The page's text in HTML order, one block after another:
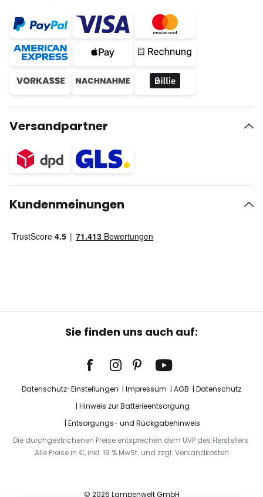
Versandpartner
Kundenmeinungen
Sie finden uns auch auf:
Datenschutz-Einstellungen Impressum AGB
Datenschutz
Hinweis zur Batterieentsorgung
Entsorgungs- und Rückgabehinweis
Die durchgestrichenen Preise entsprechen dem UVP des Herstellers.
Alle Preise in €, inkl. 19 % MwSt. und zzgl. Versandkosten
© 2026 Lampenwelt GmbH